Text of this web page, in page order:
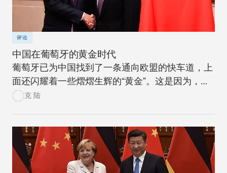
评论
中国在葡萄牙的黄金时代
葡萄牙已为中国找到了一条通向欧盟的快车道，上
面还闪耀着一些熠熠生辉的“黄金”。这是因为，葡
萄牙目前在中国的欧盟地缘经济战略中占据核心地
克 陆